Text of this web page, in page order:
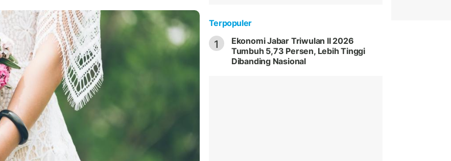
Terpopuler
1
Ekonomi Jabar Triwulan II 2026
Tumbuh 5,73 Persen, Lebih Tinggi
Dibanding Nasional